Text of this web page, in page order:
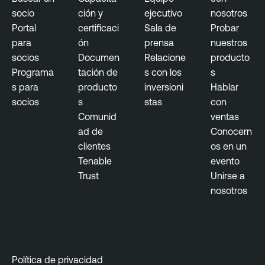
n
t
E
x
p
o
s
m
n
e
a
b
e
socio
Portal
para
socios
Programa
s para
socios
ción y
certificaci
ón
Documen
tación de
producto
s
Comunid
ad de
clientes
Tenable
Trust
ejecutivo
Sala de
prensa
Relacione
s con los
inversioni
stas
nosotros
Probar
nuestros
producto
s
Hablar
con
ventas
Conocern
os en un
evento
Unirse a
nosotros
Política de privacidad